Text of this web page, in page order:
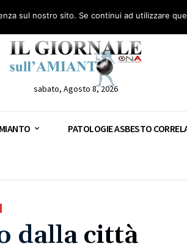
legale gratuita: civile, penale e lavoro
sabato, Agosto 8, 2026
PATOLOGIE ASBESTO
dalla città
sul nostro sito. Se continui ad utilizzare